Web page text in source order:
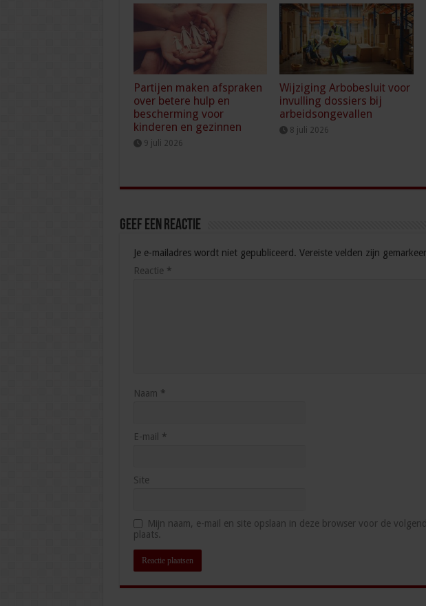
Partijen maken afspraken
over betere hulp en
bescherming voor
kinderen en gezinnen
9 juli 2026
Wijziging Arbobesluit voor
invulling dossiers bij
arbeidsongevallen
8 juli 2026
Geef een reactie
Je e-mailadres wordt niet gepubliceerd. Vereiste velden zijn
Reactie *
Naam *
E-mail *
Site
Mijn naam, e-mail en site opslaan in deze browser voor de
plaats.